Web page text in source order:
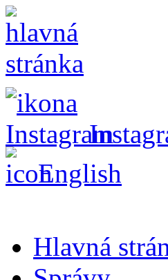
English
Hlavná